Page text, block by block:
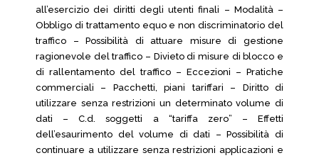
all’esercizio dei diritti degli utenti finali – Modalità –
Obbligo di trattamento equo e non discriminatorio del
traffico – Possibilità di attuare misure di gestione
ragionevole del traffico – Divieto di misure di blocco e
di rallentamento del traffico – Eccezioni – Pratiche
commerciali – Pacchetti, piani tariffari – Diritto di
utilizzare senza restrizioni un determinato volume di
dati – C.d. soggetti a “tariffa zero” – Effetti
dell’esaurimento del volume di dati – Possibilità di
continuare a utilizzare senza restrizioni applicazioni e